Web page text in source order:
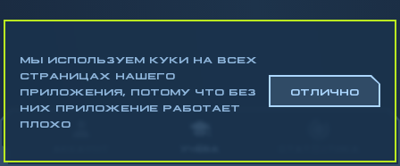
Математика
Геометрия
МЫ ИСПОЛЬЗУЕМ КУКИ НА ВСЕХ
СТРАНИЦАХ НАШЕГО
ПРИЛОЖЕНИЯ, ПОТОМУ ЧТО БЕЗ
НИХ ПРИЛОЖЕНИЕ РАБОТАЕТ
ПЛОХО
ОТЛИЧНО